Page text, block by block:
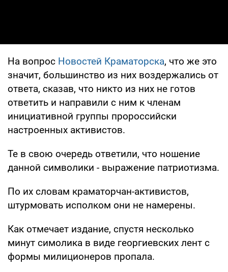
На вопрос Новостей Краматорска, что же это
значит, большинство из них воздержались от
ответа, сказав, что никто из них не готов
ответить и направили с ним к членам
инициативной группы пророссийски
настроенных активистов.
Те в свою очередь ответили, что ношение
данной символики - выражение патриотизма.
По их словам краматорчан-активистов,
штурмовать исполком они не намерены.
Как отмечает издание, спустя несколько
минут симолика в виде георгиевских лент с
формы милиционеров пропала.